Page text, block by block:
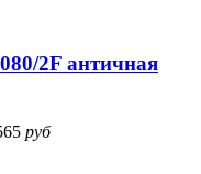
2F античная
руб